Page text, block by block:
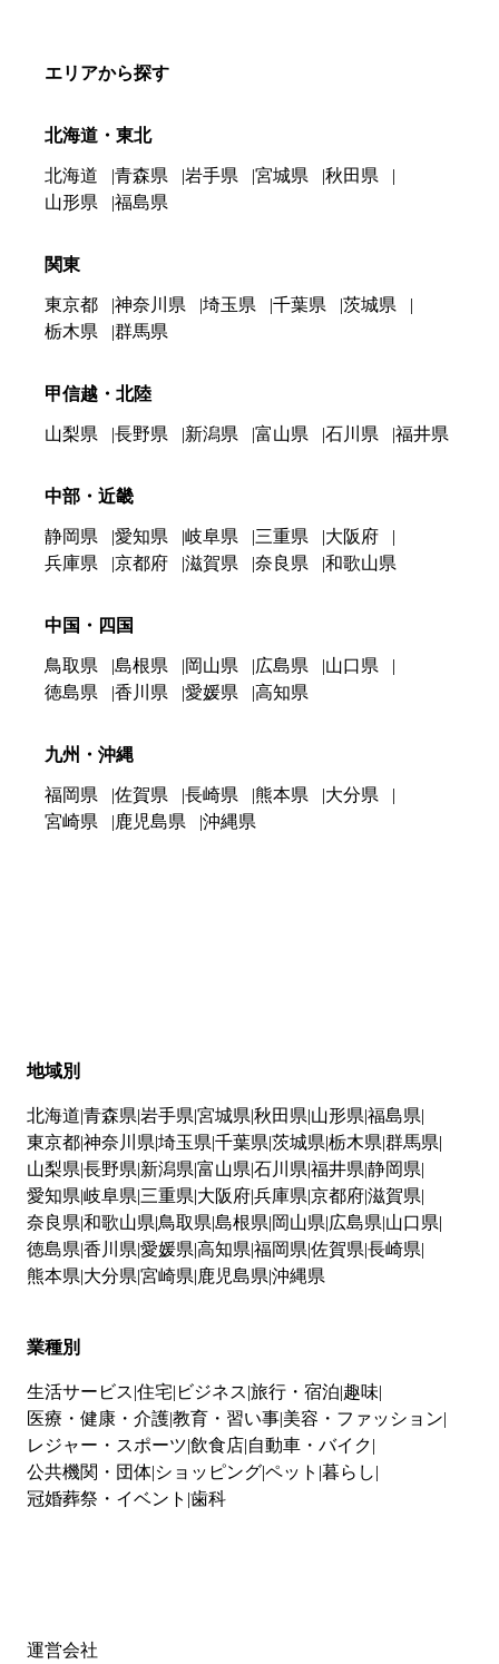
エリアから探す
北海道・東北
北海道 青森県 岩手県 宮城県
秋田県
山形県
福島県
関東
東京都 神奈川県 埼玉県 千葉県
茨城県
栃木県
群馬県
甲信越・北陸
山梨県 長野県 新潟県 富山県 石川県 福井県
中部・近畿
静岡県 愛知県 岐阜県 三重県
大阪府
兵庫県
京都府 滋賀県 奈良県 和歌山県
中国・四国
鳥取県 島根県 岡山県 広島県
山口県
徳島県
香川県 愛媛県 高知県
九州・沖縄
福岡県 佐賀県 長崎県 熊本県
大分県
宮崎県
鹿児島県 沖縄県
地域別
北海道 青森県 岩手県 宮城県 秋田県 山形県 福島県
東京都神奈川県 埼玉県 千葉県 茨城県 栃木県 群馬県
山梨県 長野県 新潟県 富山県 石川県 福井県 静岡県
愛知県 岐阜県 三重県 大阪府兵庫県 京都府滋賀県
奈良県 和歌山県 鳥取県 島根県 岡山県 広島県 山口県
徳島県 香川県 愛媛県 高知県 福岡県 佐賀県 長崎県
熊本県 大分県 宮崎県 鹿児島県 沖縄県
業種別
生活サービス 住宅 ビジネス 旅行・宿泊 趣味
医療・健康・介護教育・習い事 美容・ファッション
レジャー・スポーツ 飲食店 自動車・バイク
公共機関・団体 ショッピングペット 暮らし
冠婚葬祭・イベント 歯科
運営会社